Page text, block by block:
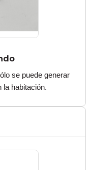
se puede generar
la habitación.